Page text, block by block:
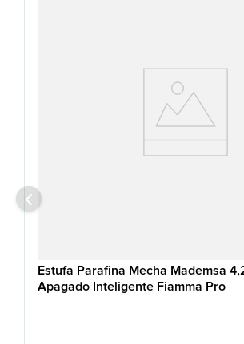
Estufa Parafina Mecha Mademsa
Apagado Inteligente Fiamma Pro